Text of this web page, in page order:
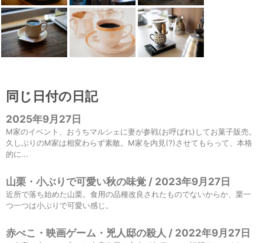
同じ日付の日記
2025年9月27日
M家のイベント、おうちマルシェに妻が参戦(お呼ばれ)してお菓子販売。
久しぶりのM家は相変わらず素敵。M家を内見(?)させてもらって、本格
的に...
山栗・小ぶりで可愛い秋の味覚 / 2023年9月27日
近所で落ち始めた山栗。食用の品種改良されたものでないからか、栗一
つ一つは小ぶりで可愛い感じ。
赤べこ・映画ゲーム・兇人邸の殺人 / 2022年9月27日